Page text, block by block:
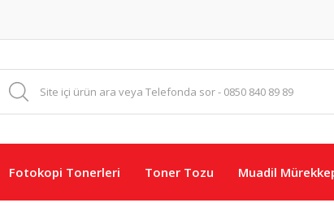
Fotokopi Tonerleri Toner Tozu Muadil